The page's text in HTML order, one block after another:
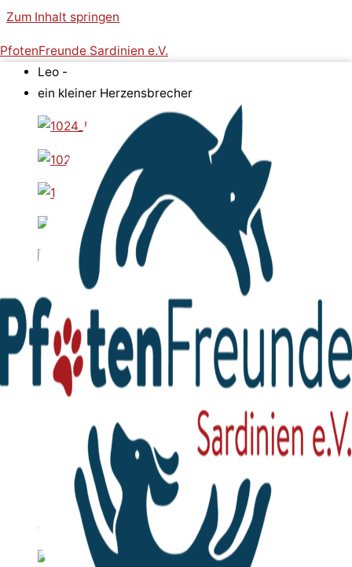
Zum Inhalt springen
PfotenFreunde Sardinien e.V.
Leo -
ein kleiner Herzensbrecher